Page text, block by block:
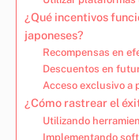
¿Qué incentivos
japoneses?
Recompensas en
Descuentos en
Acceso exclusivo a
¿Cómo rastrear el
Utilizando
Implementando